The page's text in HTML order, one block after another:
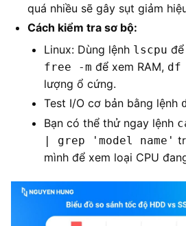
quá nhiều sẽ gây sụt giảm
Cách kiểm tra sơ bộ:
Linux: Dùng lệnh lscpu
free -m để xem RAM, df
lượng ổ cứng.
Test I/O cơ bản bằng lệnh
Bạn có thể thử ngay lệnh
| grep 'model name'
mình để xem loại CPU